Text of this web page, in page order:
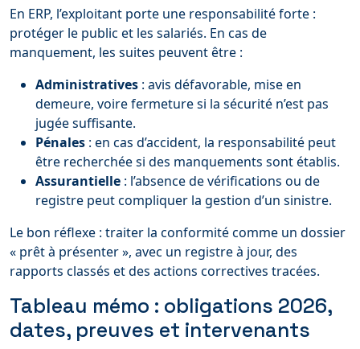
En ERP, l’exploitant porte une responsabilité forte :
protéger le public et les salariés. En cas de
manquement, les suites peuvent être :
Administratives : avis défavorable, mise en
demeure, voire fermeture si la sécurité n’est pas
jugée suffisante.
Pénales : en cas d’accident, la responsabilité peut
être recherchée si des manquements sont établis.
Assurantielle : l’absence de vérifications ou de
registre peut compliquer la gestion d’un sinistre.
Le bon réflexe : traiter la conformité comme un dossier
« prêt à présenter », avec un registre à jour, des
rapports classés et des actions correctives tracées.
Tableau mémo : obligations 2026,
dates, preuves et intervenants